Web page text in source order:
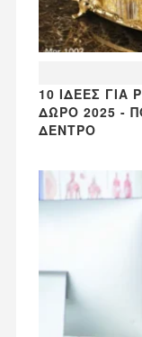
10 ΙΔΈΕΣ ΓΙΑ
ΔΏΡΟ 2025 -
ΔΈΝΤΡΟ